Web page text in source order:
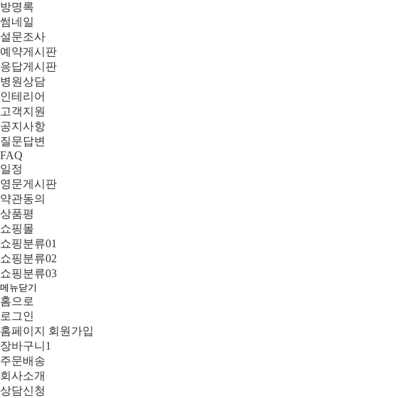
방명록
썸네일
설문조사
예약게시판
응답게시판
병원상담
인테리어
고객지원
공지사항
질문답변
FAQ
일정
영문게시판
약관동의
상품평
쇼핑몰
쇼핑분류01
쇼핑분류02
쇼핑분류03
메뉴닫기
홈으로
로그인
홈페이지 회원가입
장바구니 1
주문배송
회사소개
상담신청